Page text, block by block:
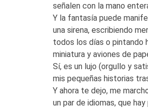
señalen con la mano
Y la fantasía puede
una sirena, escribiendo
todos los días o pintando
miniatura y aviones de
Sí, es un lujo (orgullo y
mis pequeñas historias
Y ahora te dejo, me
un par de idiomas, que